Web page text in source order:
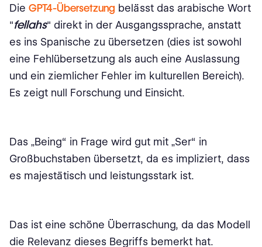
Die GPT4-Übersetzung belässt das arabische Wort
"fellahs" direkt in der Ausgangssprache, anstatt
es ins Spanische zu übersetzen (dies ist sowohl
eine Fehlübersetzung als auch eine Auslassung
und ein ziemlicher Fehler im kulturellen Bereich).
Es zeigt null Forschung und Einsicht.
Das „Being“ in Frage wird gut mit „Ser“ in
Großbuchstaben übersetzt, da es impliziert, dass
es majestätisch und leistungsstark ist.
Das ist eine schöne Überraschung, da das Modell
die Relevanz dieses Begriffs bemerkt hat.